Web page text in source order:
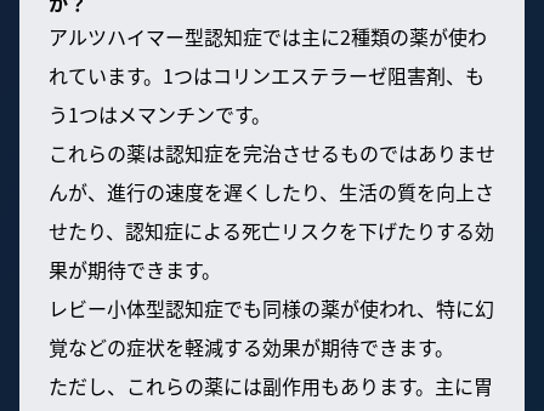
アルツハイマー型認知症では主に2種類の薬が使わ
れています。1つはコリンエステラーゼ阻害剤、も
う1つはメマンチンです。
これらの薬は認知症を完治させるものではありませ
んが、進行の速度を遅くしたり、生活の質を向上さ
せたり、認知症による死亡リスクを下げたりする効
果が期待できます。
レビー小体型認知症でも同様の薬が使われ、特に幻
覚などの症状を軽減する効果が期待できます。
ただし、これらの薬には副作用もあります。主に胃